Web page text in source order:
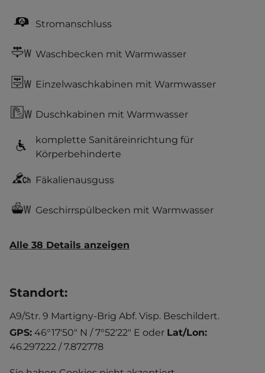
Stromanschluss
Waschbecken mit Warmwasser
Einzelwaschkabinen mit Warmwasser
Duschkabinen mit Warmwasser
komplette Sanitäreinrichtung für
Körperbehinderte
Fäkalienausguss
Geschirrspülbecken mit Warmwasser
Alle 38 Details anzeigen
Standort:
A9/Str. 9 Martigny-Brig Abf. Visp. Beschildert.
GPS: 46°17'50" N / 7°52'22" E oder Lat/Lon:
46.297222 / 7.872778